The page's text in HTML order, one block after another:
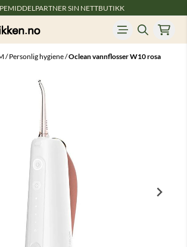
SIN NETTBUTIKK
/Personlig hygiene/Oclean vannflosser W10 rosa